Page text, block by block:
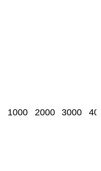
1000 2000 3000